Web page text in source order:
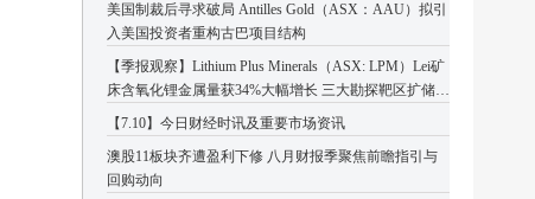
美国制裁后寻求破局 Antilles Gold（ASX：AAU）拟引
入美国投资者重构古巴项目结构
【季报观察】Lithium Plus Minerals（ASX: LPM）Lei矿
床含氧化锂金属量获34%大幅增长 三大勘探靶区扩储潜
力凸显
【7.10】今日财经时讯及重要市场资讯
澳股11板块齐遭盈利下修 八月财报季聚焦前瞻指引与
回购动向